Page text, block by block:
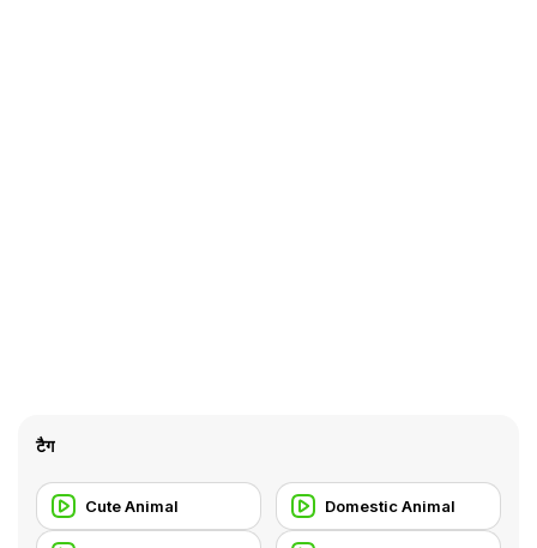
टैग
Cute Animal Domestic Animal